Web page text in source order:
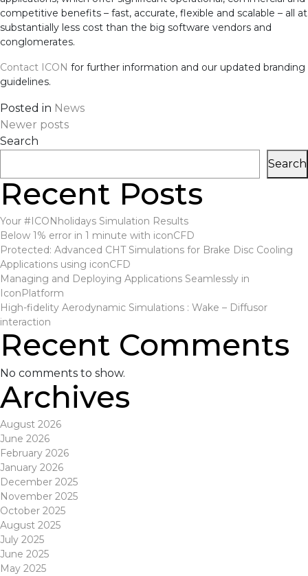
competitive benefits – fast, accurate, flexible and scalable – all at
substantially less cost than the big software vendors and
conglomerates.
Contact ICON for further information and our updated branding
guidelines.
Posted in News
Posts
navigation
Newer posts
Search
Search
Recent Posts
Your #ICONholidays Simulation Results
Below 1% error in 1 minute with iconCFD
Protected: Advanced CHT Simulations for Brake Disc Cooling
Applications using iconCFD
Managing and Deploying Applications Seamlessly in
IconPlatform
High-fidelity Aerodynamic Simulations : Wake – Diffusor
interaction
Recent Comments
No comments to show.
Archives
August 2026
June 2026
February 2026
January 2026
December 2025
November 2025
October 2025
August 2025
July 2025
June 2025
May 2025